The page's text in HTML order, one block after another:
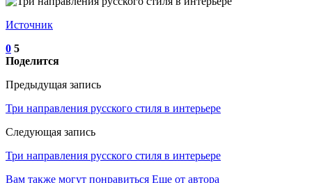
Источник
0 5
Поделится
Предыдущая запись
Три направления русского стиля в интерьере
Следующая запись
Три направления русского стиля в интерьере
Вам также могут понравиться Еще от автора